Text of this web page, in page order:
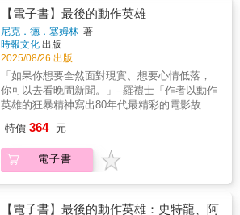
解答哥粉與怪獸迷！ 哥吉拉第一次飛？第一次
講話？哥吉拉兒子的名字來自小朋友的投稿？
哥吉拉二十週年為什麼要選址沖繩？和哥吉拉
一起守護沖繩的還有風獅爺？打怪獸看似風
光，但面對預算限制，也不得不使用「公關
用」的怪獸裝和庫存片段？身為反派的機械哥
吉拉也有支持者，並在近年的好萊塢大片客串
的？《機械哥吉拉的逆襲》（1975）之後，哥
期，面對《星際大戰》帶來的科幻片爆發，有
什麼新製作本來有可能實現？為什麼集結東寶
宇宙總共11隻怪獸的《怪獸總進擊》是哥吉拉
電影的巔峰，也是怪獸電影史的分水嶺？《全
物的叫聲。測試過不同樂器之後，他們決定使
用低音提琴（弦低音）的極低音域聲音……在
哥吉拉內部──穿怪獸裝的人在哥吉拉創始期，
缺乏參考的特技演員必須全靠自己摸索和堅
持，克服沉重、酷熱、爆破、污泥和絕對孤
獨，演繹出風格。中島春雄：「導演本身不知
道怪獸裝有什麼可能性。你必須鑽進去嘗試行
動才能夠決定怎麼做。大多數打鬥是在攝影當
天才決定，因為我必須看到實際布景才能想出
劍八郎：「在哥吉拉裡面待一陣子會發生什麼
事？你會逐漸感覺喘不過氣。然後感到心臟狂
跳。接著，你的胸腔好像要爆開了。」哥吉拉
險。 更多幕後花絮、製作祕辛，一次解答哥粉
決心，走向未知的翡翠城。他認為故事的力量
能跨越時代，而他的使命就是「持續拍電影，
直到有人把你攔下來」。★＿＿這本書，獻給
你……獻給在夾縫中成長的你，在世界劇變中
尋找方向的你，在創作邊緣追尋聲音的你──這
本書，屬於你。【得獎與推薦記錄】◎亞馬遜
冠軍暢銷書◎亞馬遜最佳人物傳記與回憶
錄 「朱浩偉將《觀景窗》寫成激勵人心的
作品，提醒我們夢想的力量，以及在逆境中保
同、創造力和藝術家精神的故事，令人感同身
受，動人、風趣、揪心，與每個努力開拓自身
場域的人息息相關。」──J.J. 亞伯拉罕，知名
導演 「這本回憶錄，將為懷有抱負的新世
──擁擠的公寓、狹窄的小巷、實際營業的麵
攤。我不希望我們的存在破壞那些地方的自然
能量。我們控制現場人數，只下留六位工作人
員，我們隱身在人群中，捕捉最真實的氛
圍。」 「我們融入得太自然，竟有人走來跟蔡
淑臻小姐點麵，挺有趣的。有幾次我們乾脆讓
她煮了幾碗。」 ▌拍片心法，誠意全解析 【提
案籌拍】──獨立製片的創作優勢VS籌資劣勢
歷時25年的籌拍∣超機動拍片小隊∣自己的場景自
己勘∣機遇式選角∣逗馬拍片精神∣國際合拍 【劇
本撰寫】──作者性，娛樂性，我全都要！ 歷時
──夜市這麼擠怎麼拍？ 「隱入」人群的拍法∣
（國際知名導演）看蕭菊貞的紀錄片很舒服，
像是閱讀一篇散文，很容易令人動容，那是作
者很真實的情感，也是她發自內心的感受，讓
我想起當年我拍攝《童年往事》的心情⋯⋯
報》&hellip;&hellip;專文推薦 ＿＿＿＿＿＿＿
＿＿＿＿ 「帕西諾在紙上的爆發力與他在銀幕
上一樣令人著迷。《一片草葉》讓讀者切身感
受一位從卑微起點出發的藝術家，如何在年少
時就愛上了『表達的力量』，並一路走過掙
扎、靈感、悲劇與勝利&hellip;&hellip;這本書真
摯得令人落淚。」&mdash;&mdash;《華盛頓
觀察家報》 ＿＿＿＿＿＿＿＿＿＿＿ 艾爾．帕
西諾生於紐約南布朗克斯的貧困街頭， 從小父
他在陰影裡成長。 當過帶位員、送報小弟、大
樓管理員； 曾被戲院解雇、被導演開除、被評
論界否定。 一次次被推到生活谷底，他卻總能
【電子書】最後的動作英雄
尼克．德．塞姆林 著
時報文化 出版
2025/08/26 出版
「如果你想要全然面對現實、想要心情低落，
你可以去看晚間新聞。」--羅禮士「作者以動作
英雄的狂暴精神寫出80年代最精彩的電影故
又有娛樂感的好書。」--克里斯．納沙瓦提
（Chris Nashawaty），美國資深影評人從前，
有個熱血賁張、肌肉炸裂的電影時代每個英雄
衛世界和平這是八個硬漢的人生故事，也是你
特價 364 元
電子書
【電子書】最後的動作英雄：史特龍、阿